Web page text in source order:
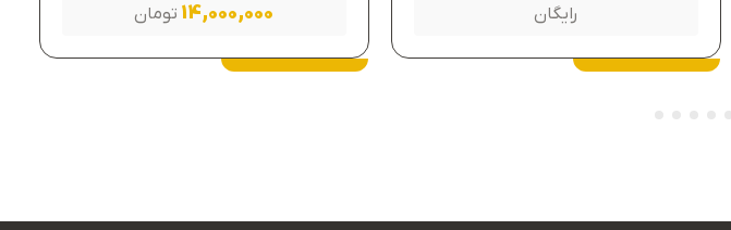
رایگان
14,000,000 تومان